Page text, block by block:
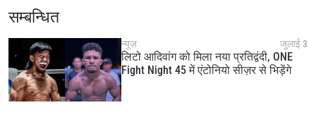
सम्बन्धित
न्यूज़ जुलाई 3
लिटो आदिवांग को मिला नया प्रतिद्वंदी, ONE
Fight Night 45 में एंटोनियो सीज़र से भिड़ेंगे